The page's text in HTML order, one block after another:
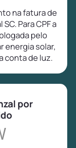
na fatura de
Para CPF a
pelo
energia solar,
conta de luz.
por